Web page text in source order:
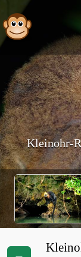
Kleinohr-